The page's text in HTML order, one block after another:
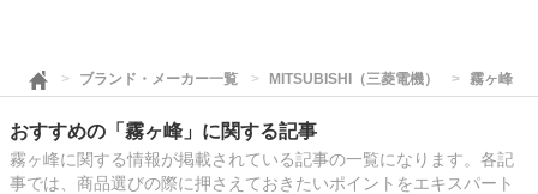
ブランド・メーカー一覧 MITSUBISHI（三菱電機） 霧ヶ峰
おすすめの「霧ヶ峰」に関する記事
霧ヶ峰に関する情報が掲載されている記事の一覧になります。各記
事では、商品選びの際に押さえておきたいポイントをエキスパート